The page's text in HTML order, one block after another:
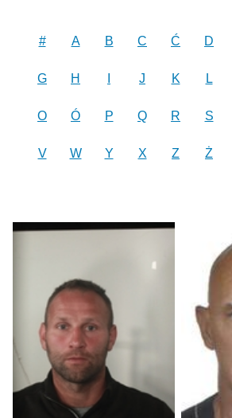
# A B C Ć D
G H J K L
O Ó P Q R S
V W Y X Z Ż